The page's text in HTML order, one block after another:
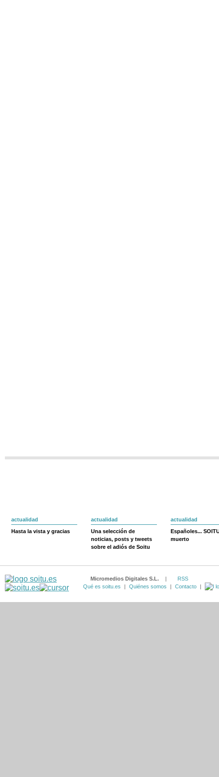
actualidad
Hasta la vista y gracias
actualidad
Una selección de
noticias, posts y tweets
sobre el adiós de Soitu
actualidad
Españoles...
muerto
Micromedios Digitales S.L. |
RSS
Qué es soitu.es
| Quiénes somos | Contacto |